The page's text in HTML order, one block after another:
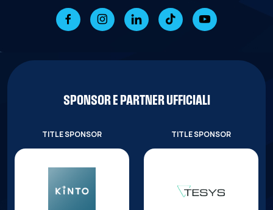
SPONSOR E PARTNER UFFICIALI
TITLE SPONSOR TITLE SPONSOR